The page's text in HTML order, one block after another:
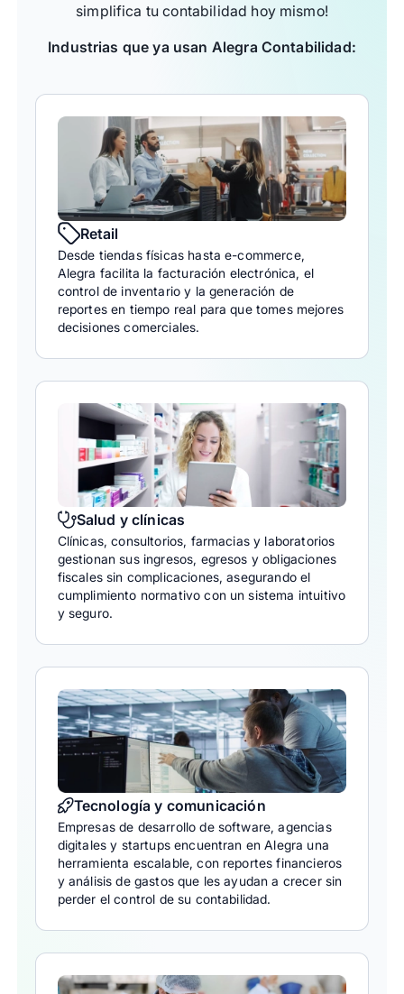
simplifica tu contabilidad hoy mismo!
Industrias que ya usan Alegra Contabilidad:
Retail
Desde tiendas físicas hasta e-commerce,
Alegra facilita la facturación electrónica, el
control de inventario y la generación de
reportes en tiempo real para que tomes mejores
decisiones comerciales.
Salud y clínicas
Clínicas, consultorios, farmacias y laboratorios
gestionan sus ingresos, egresos y obligaciones
fiscales sin complicaciones, asegurando el
cumplimiento normativo con un sistema intuitivo
y seguro.
Tecnología y comunicación
Empresas de desarrollo de software, agencias
digitales y startups encuentran en Alegra una
herramienta escalable, con reportes financieros
y análisis de gastos que les ayudan a crecer sin
perder el control de su contabilidad.